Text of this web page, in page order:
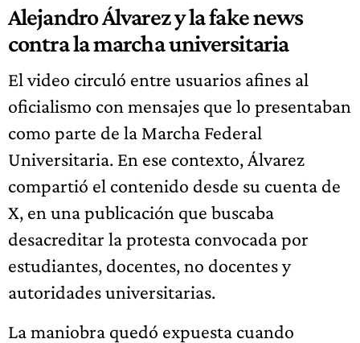
Alejandro Álvarez y la fake news
contra la marcha universitaria
El video circuló entre usuarios afines al
oficialismo con mensajes que lo presentaban
como parte de la Marcha Federal
Universitaria. En ese contexto, Álvarez
compartió el contenido desde su cuenta de
X, en una publicación que buscaba
desacreditar la protesta convocada por
estudiantes, docentes, no docentes y
autoridades universitarias.
La maniobra quedó expuesta cuando